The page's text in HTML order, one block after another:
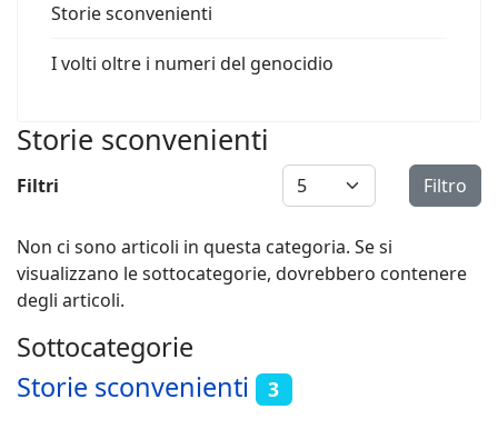
Storie sconvenienti
I volti oltre i numeri del genocidio
Storie sconvenienti
Filtri Visualizza # Filtro
Non ci sono articoli in questa categoria. Se si
visualizzano le sottocategorie, dovrebbero contenere
degli articoli.
Sottocategorie
Storie sconvenienti
3